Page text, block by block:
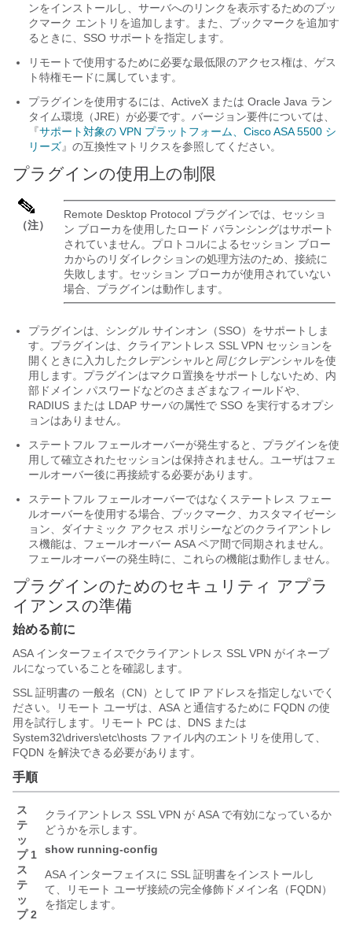
ンをインストールし、サーバへのリンクを表示するためのブッ
クマーク エントリを追加します。また、ブックマークを追加す
るときに、SSO サポートを指定します。
リモートで使用するために必要な最低限のアクセス権は、ゲス
ト特権モードに属しています。
プラグインを使用するには、ActiveX または Oracle Java ラン
タイム環境（JRE）が必要です。バージョン要件については、
『サポート対象の VPN プラットフォーム、Cisco ASA 5500 シ
リーズ』の互換性マトリクスを参照してください。
プラグインの使用上の制限
（注）
Remote Desktop Protocol プラグインでは、セッショ
ン ブローカを使用したロード バランシングはサポート
されていません。プロトコルによるセッション ブロー
カからのリダイレクションの処理方法のため、接続に
失敗します。セッション ブローカが使用されていない
場合、プラグインは動作します。
プラグインは、シングル サインオン（SSO）をサポートしま
す。プラグインは、クライアントレス SSL VPN セッションを
開くときに入力したクレデンシャルと 同じクレデンシャルを使
用します。プラグインはマクロ置換をサポートしないため、内
部ドメイン パスワードなどのさまざまなフィールドや、
RADIUS または LDAP サーバの属性で SSO を実行するオプシ
ョンはありません。
ステートフル フェールオーバーが発生すると、プラグインを使
用して確立されたセッションは保持されません。ユーザはフェ
ールオーバー後に再接続する必要があります。
ステートフル フェールオーバーではなくステートレス フェー
ルオーバーを使用する場合、ブックマーク、カスタマイゼーシ
ョン、ダイナミック アクセス ポリシーなどのクライアントレ
ス機能は、フェールオーバー ASA ペア間で同期されません。
フェールオーバーの発生時に、これらの機能は動作しません。
プラグインのためのセキュリティ アプラ
イアンスの準備
始める前に
ASA インターフェイスでクライアントレス SSL VPN がイネーブ
ルになっていることを確認します。
SSL 証明書の 一般名（CN）として IP アドレスを指定しないでく
ださい。リモート ユーザは、ASA と通信するために FQDN の使
用を試行します。リモート PC は、DNS または
System32\drivers\etc\hosts ファイル内のエントリを使用して、
FQDN を解決できる必要があります。
手順
ス
テ
ッ
プ 1
クライアントレス SSL VPN が ASA で有効になっているか
どうかを示します。
show running-config
ス
テ
ッ
プ 2
ASA インターフェイスに SSL 証明書をインストールし
て、リモート ユーザ接続の完全修飾ドメイン名（FQDN）
を指定します。